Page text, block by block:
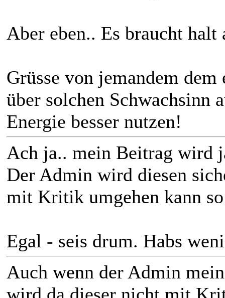
Aber eben.. Es braucht halt
Grüsse von jemandem
über solchen Schwachsinn
Energie besser nutzen!
Ach ja.. mein Beitrag wird
Der Admin wird diesen
mit Kritik umgehen kann
Egal - seis drum. Habs
Auch wenn der Admin